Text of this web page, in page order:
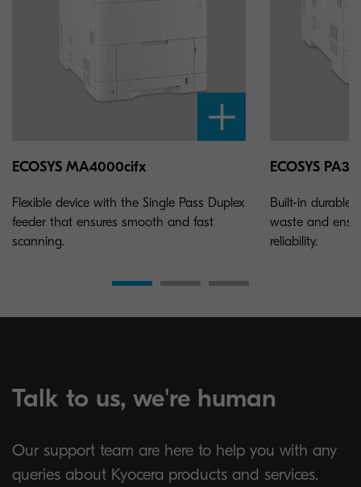
ECOSYS MA4000cifx
Flexible device with the Single Pass Duplex
feeder that ensures smooth and fast
scanning.
ECOSYS
Built-in durable
waste and
reliability.
Talk to us, we're human
Our support team are here to help you with any
queries about Kyocera products and services.